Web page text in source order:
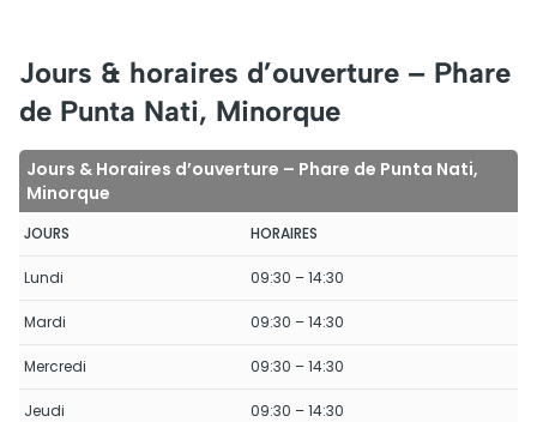
Jours & horaires d’ouverture – Phare
de Punta Nati, Minorque
Jours & Horaires d’ouverture – Phare de Punta Nati,
Minorque
JOURS HORAIRES
Lundi 09:30 – 14:30
Mardi 09:30 – 14:30
Mercredi 09:30 – 14:30
Jeudi 09:30 – 14:30